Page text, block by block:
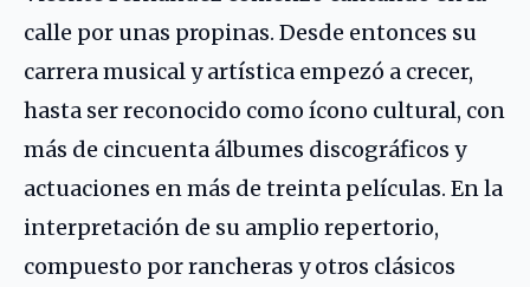
calle por unas propinas. Desde entonces su
carrera musical y artística empezó a crecer,
hasta ser reconocido como ícono cultural, con
más de cincuenta álbumes discográficos y
actuaciones en más de treinta películas. En la
interpretación de su amplio repertorio,
compuesto por rancheras y otros clásicos